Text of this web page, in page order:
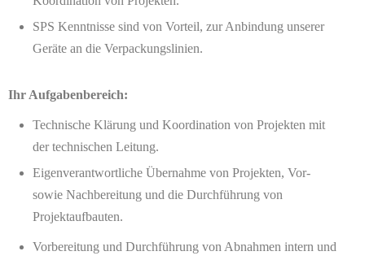
SPS Kenntnisse sind von Vorteil, zur Anbindung unserer
Geräte an die Verpackungslinien.
Ihr Aufgabenbereich:
Technische Klärung und Koordination von Projekten mit
der technischen Leitung.
Eigenverantwortliche Übernahme von Projekten, Vor-
sowie Nachbereitung und die Durchführung von
Projektaufbauten.
Vorbereitung und Durchführung von Abnahmen intern und